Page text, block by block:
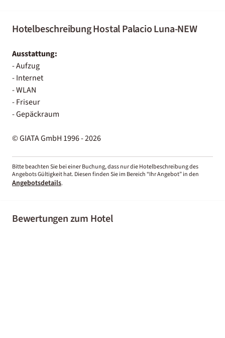
Hotelbeschreibung Hostal Palacio Luna-NEW
Ausstattung:
- Aufzug
- Internet
- WLAN
- Friseur
- Gepäckraum
© GIATA GmbH 1996 - 2026
Bitte beachten Sie bei einer Buchung, dass nur die Hotelbeschreibung des
Angebots Gültigkeit hat. Diesen finden Sie im Bereich “Ihr Angebot” in den
Angebotsdetails.
Bewertungen zum Hotel